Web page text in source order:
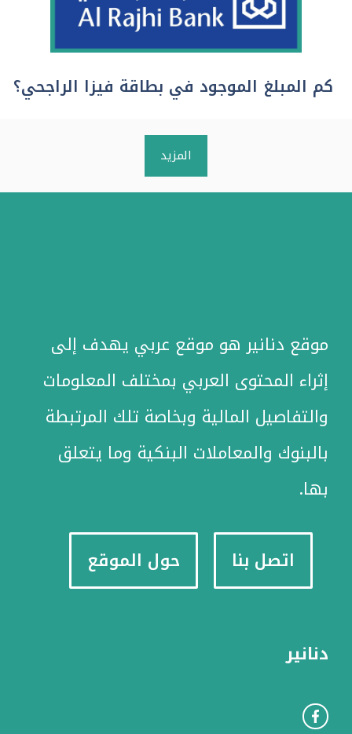
كم المبلغ الموجود في بطاقة فيزا الراجحي؟
المزيد
موقع دنانير هو موقع عربي يهدف إلى
إثراء المحتوى العربي بمختلف المعلومات
والتفاصيل المالية وبخاصة تلك المرتبطة
بالبنوك والمعاملات البنكية وما يتعلق
بها.
اتصل بنا حول الموقع
دنانير